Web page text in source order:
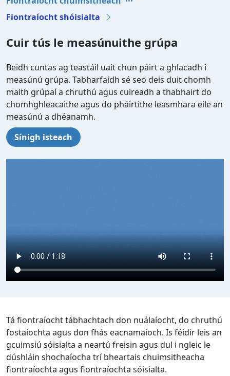
Fiontraíocht shóisialta
Cuir tús le measúnuithe grúpa
Beidh cuntas ag teastáil uait chun páirt a ghlacadh i
measúnú grúpa. Tabharfaidh sé seo deis duit chomh
maith grúpaí a chruthú agus cuireadh a thabhairt do
chomhghleacaithe agus do pháirtithe leasmhara eile an
measúnú a dhéanamh.
Sínigh isteach
Tá fiontraíocht tábhachtach don nuálaíocht, do chruthú
fostaíochta agus don fhás eacnamaíoch. Is féidir leis an
gcuimsiú sóisialta a neartú freisin agus dul i ngleic le
dúshláin shochaíocha trí bheartais chuimsitheacha
fiontraíochta agus fiontraíochta sóisialta.